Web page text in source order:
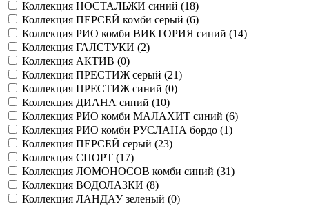
Коллекция НОСТАЛЬЖИ синий (18)
Коллекция ПЕРСЕЙ комби серый (6)
Коллекция РИО комби ВИКТОРИЯ синий (14)
Коллекция ГАЛСТУКИ (2)
Коллекция АКТИВ (0)
Коллекция ПРЕСТИЖ серый (21)
Коллекция ПРЕСТИЖ синий (0)
Коллекция ДИАНА синий (10)
Коллекция РИО комби МАЛАХИТ синий (6)
Коллекция РИО комби РУСЛАНА бордо (1)
Коллекция ПЕРСЕЙ серый (23)
Коллекция СПОРТ (17)
Коллекция ЛОМОНОСОВ комби синий (31)
Коллекция ВОДОЛАЗКИ (8)
Коллекция ЛАНДАУ зеленый (0)